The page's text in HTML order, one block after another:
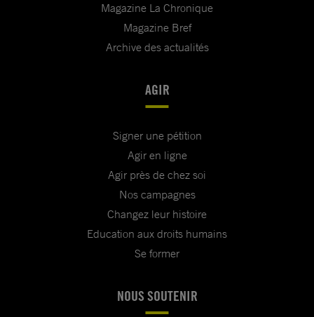
Magazine La Chronique
Magazine Bref
Archive des actualités
AGIR
Signer une pétition
Agir en ligne
Agir près de chez soi
Nos campagnes
Changez leur histoire
Education aux droits humains
Se former
NOUS SOUTENIR